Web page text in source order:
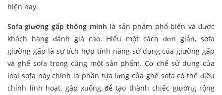
hiện nay.
Sofa giường gấp thông minh là sản phẩm phổ biến và được
khách hàng đánh giá cao. Hiểu một cách đơn giản, sofa
giường gấp là sự tích hợp tính năng sử dụng của giường gấp
và ghế sofa trong cùng một sản phẩm. Cơ chế sử dụng của
loại sofa này chính là phần tựa lưng của ghế sofa có thể điều
chỉnh linh hoạt, gập xuống để tạo thành chiếc giường rộng